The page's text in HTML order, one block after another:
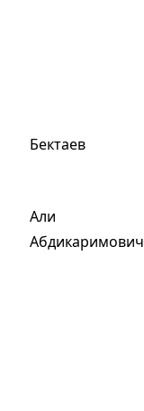
Бектаев
Али
Абдикаримович